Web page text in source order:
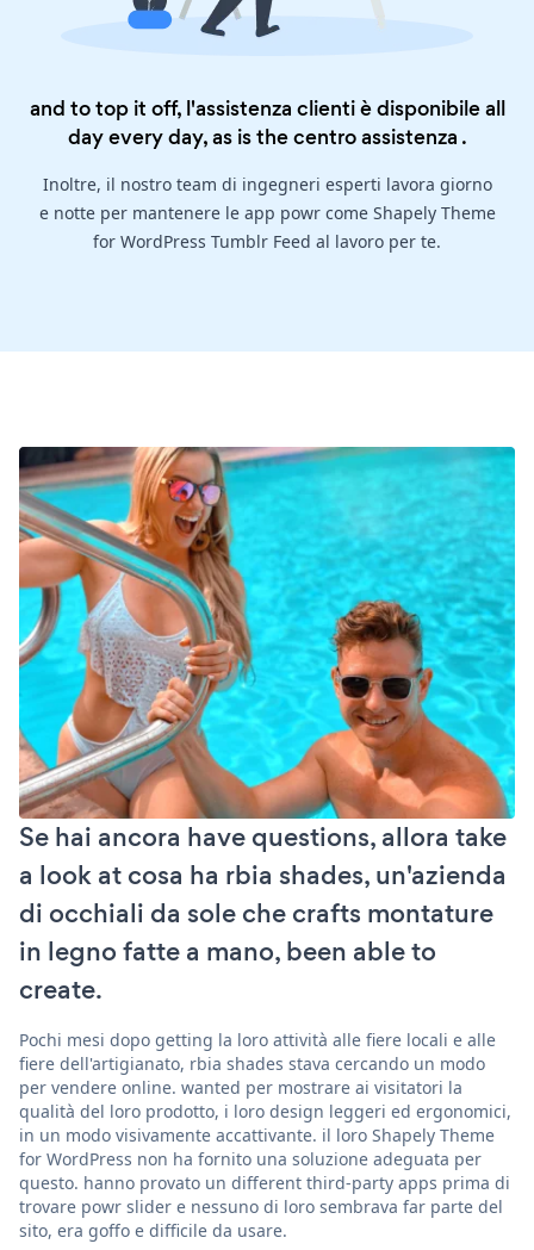
and to top it off, l'assistenza clienti è disponibile all
day every day, as is thecentro assistenza .
Inoltre, il nostro team di ingegneri esperti lavora giorno
e notte per mantenere le app powr come Shapely Theme
for WordPress Tumblr Feed al lavoro per te.
Se hai ancora have questions, allora take
a look at cosa ha rbia shades, un'azienda
di occhiali da sole che crafts montature
in legno fatte a mano, been able to
create.
Pochi mesi dopo getting la loro attività alle fiere locali e alle
fiere dell'artigianato, rbia shades stava cercando un modo
per vendere online. wanted per mostrare ai visitatori la
qualità del loro prodotto, i loro design leggeri ed ergonomici,
in un modo visivamente accattivante. il loro Shapely Theme
for WordPress non ha fornito una soluzione adeguata per
questo. hanno provato un different third-party apps prima di
trovare powr slider e nessuno di loro sembrava far parte del
sito, era goffo e difficile da usare.